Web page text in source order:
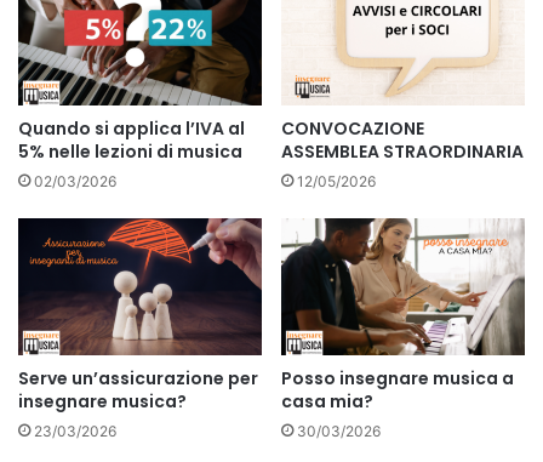
Quando si applica l’IVA al
5% nelle lezioni di musica
02/03/2026
CONVOCAZIONE
ASSEMBLEA STRAORDINARIA
12/05/2026
Serve un’assicurazione per
insegnare musica?
23/03/2026
Posso insegnare musica a
casa mia?
30/03/2026